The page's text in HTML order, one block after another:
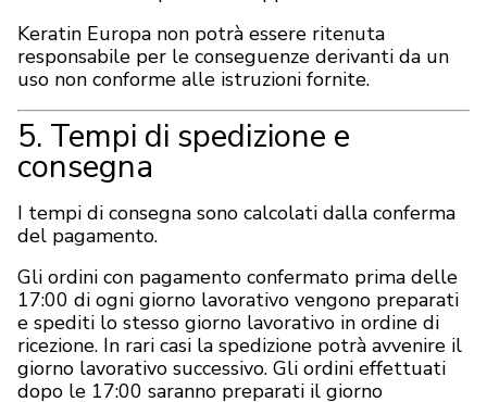
Keratin Europa non potrà essere ritenuta
responsabile per le conseguenze derivanti da un
uso non conforme alle istruzioni fornite.
5. Tempi di spedizione e
consegna
I tempi di consegna sono calcolati dalla conferma
del pagamento.
Gli ordini con pagamento confermato prima delle
17:00 di ogni giorno lavorativo vengono preparati
e spediti lo stesso giorno lavorativo in ordine di
ricezione. In rari casi la spedizione potrà avvenire il
giorno lavorativo successivo. Gli ordini effettuati
dopo le 17:00 saranno preparati il giorno